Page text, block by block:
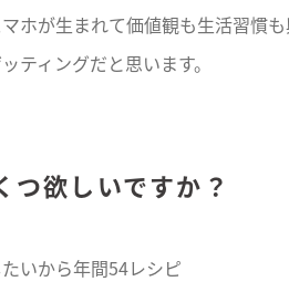
ホが生まれて価値観も生活習慣
ティングだと思います。
つ欲しいですか？
いから年間54レシピ